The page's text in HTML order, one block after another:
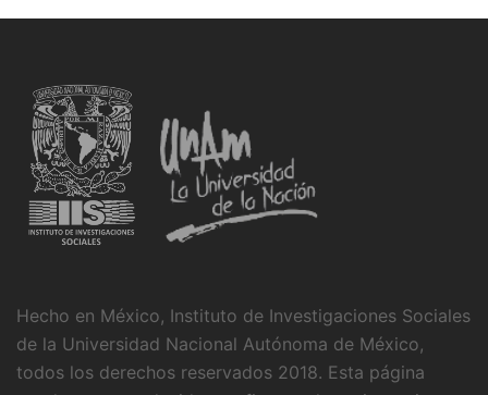
Hecho en México, Instituto de Investigaciones Sociales
de la Universidad Nacional Autónoma de México,
todos los derechos reservados 2018. Esta página